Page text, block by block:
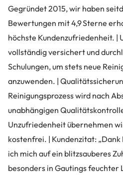
Gegründet 2015, wir haben
Bewertungen mit 4,9 Sterne
höchste Kundenzufriedenheit. |
vollständig versichert und
Schulungen, um stets neue
anzuwenden. |
Reinigungsprozess wird nach
unabhängigen
Unzufriedenheit übernehmen
kostenfrei. | Kundenzitat:
ich mich auf ein blitzsauberes
besonders in Gautings feuchter